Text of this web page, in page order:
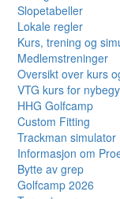
Slopetabeller
Lokale regler
Kurs, trening og
Medlemstreninger
Oversikt over kurs
VTG kurs for
HHG Golfcamp
Custom Fitting
Trackman simulator
Informasjon om
Bytte av grep
Golfcamp 2026